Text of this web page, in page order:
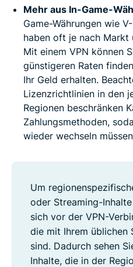
Mehr aus In-Game-
Game-Währungen wie
haben oft je nach Markt
Mit einem VPN können
günstigeren Raten
Ihr Geld erhalten.
Lizenzrichtlinien in den
Regionen beschränken
Zahlungsmethoden,
wieder wechseln
Um
oder Streaming-
sich vor der VPN-
die mit Ihrem
sind. Dadurch sehen
Inhalte, die in der